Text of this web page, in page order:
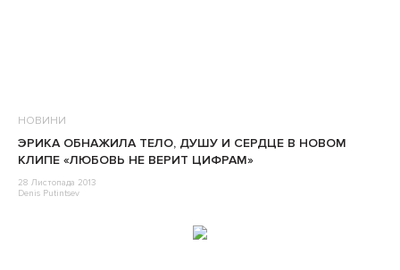
НОВИНИ
ЭРИКА ОБНАЖИЛА ТЕЛО, ДУШУ И СЕРДЦЕ В НОВОМ
КЛИПЕ «ЛЮБОВЬ НЕ ВЕРИТ ЦИФРАМ»
28 Листопада 2013
Denis Putintsev